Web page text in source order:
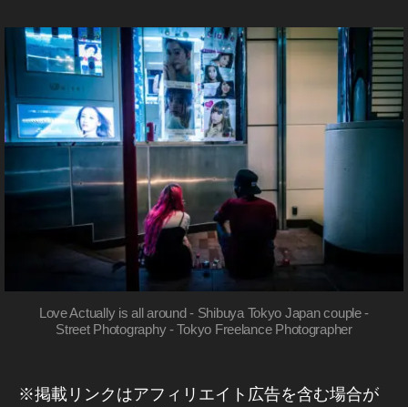
a
h
a
s
hi
all
around
–
Street
Photography
へ
の
Love Actually is all around - Shibuya Tokyo Japan couple -
Street Photography - Tokyo Freelance Photographer
※掲載リンクはアフィリエイト広告を含む場合が